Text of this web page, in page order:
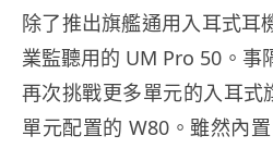
除了推出旗艦通用入耳式耳
業監聽用的 UM Pro 50。事
再次挑戰更多單元的入耳式
單元配置的 W80。雖然內